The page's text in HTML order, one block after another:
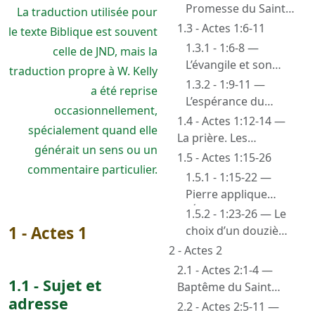
La traduction utilisée pour
le texte Biblique est souvent
celle de JND, mais la
traduction propre à W. Kelly
a été reprise
occasionnellement,
spécialement quand elle
générait un sens ou un
commentaire particulier.
1 - Actes 1
1.1 - Sujet et
adresse
Promesse du Saint
Esprit
1.3 - Actes 1:6-11
1.3.1 - 1:6-8 —
L’évangile et son
contenu
1.3.2 - 1:9-11 —
L’espérance du
retour du Seigneur
1.4 - Actes 1:12-14 —
La prière. Les
femmes. Marie
1.5 - Actes 1:15-26
1.5.1 - 1:15-22 —
Pierre applique
l’Écriture. Sort de
Judas
1.5.2 - 1:23-26 — Le
choix d’un douzième
apôtre et le tirage
au sort
2 - Actes 2
2.1 - Actes 2:1-4 —
Baptême du Saint
Esprit. Les langues
2.2 - Actes 2:5-11 —